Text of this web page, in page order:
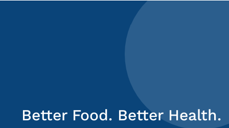
Better Food. Better Health.